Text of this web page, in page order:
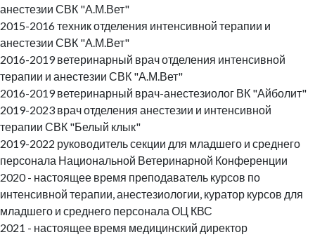
анестезии СВК "А.М.Вет"
2015-2016 техник отделения интенсивной терапии и
анестезии СВК "А.М.Вет"
2016-2019 ветеринарный врач отделения интенсивной
терапии и анестезии СВК "А.М.Вет"
2016-2019 ветеринарный врач-анестезиолог ВК "Айболит"
2019-2023 врач отделения анестезии и интенсивной
терапии СВК "Белый клык"
2019-2022 руководитель секции для младшего и среднего
персонала Национальной Ветеринарной Конференции
2020 - настоящее время преподаватель курсов по
интенсивной терапии, анестезиологии, куратор курсов для
младшего и среднего персонала ОЦ КВС
2021 - настоящее время медицинский директор